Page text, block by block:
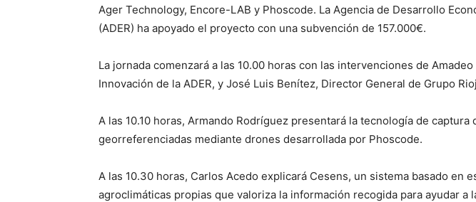
Ager Technology, Encore-LAB y Phoscode. La Agencia de Desarrollo
(ADER) ha apoyado el proyecto con una subvención de 157.000€.
La jornada comenzará a las 10.00 horas con las intervenciones de
Innovación de la ADER, y José Luis Benítez, Director General de Grupo
A las 10.10 horas, Armando Rodríguez presentará la tecnología de captura
georreferenciadas mediante drones desarrollada por Phoscode.
A las 10.30 horas, Carlos Acedo explicará Cesens, un sistema basado en
agroclimáticas propias que valoriza la información recogida para ayudar a